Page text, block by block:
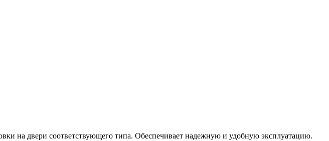
на двери соответствующего типа. Обеспечивает надежную и удобную эксплуатацию.